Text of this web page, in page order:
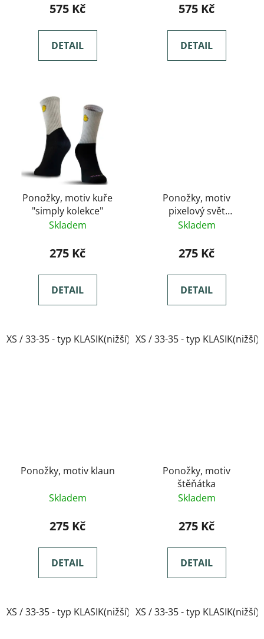
575 Kč
DETAIL
575 Kč
DETAIL
Ponožky, motiv kuře
"simply kolekce"
Skladem
275 Kč
DETAIL
XS / 33-35 - typ KLASIK(nižší)
Ponožky, motiv
pixelový svět
minecraftu
Skladem
275 Kč
DETAIL
XS / 33-35 - typ KLASIK(nižší)
Ponožky, motiv klaun
Skladem
275 Kč
DETAIL
XS / 33-35 - typ KLASIK(nižší)
Ponožky, motiv
štěňátka
Skladem
275 Kč
DETAIL
XS / 33-35 - typ KLASIK(nižší)